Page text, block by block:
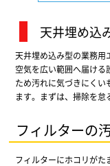
天井埋め込
天井埋め込み型の業務用
空気を広い範囲へ届け
ため汚れに気づきにく
ます。まずは、掃除を怠
フィルターの
フィルターにホコリが